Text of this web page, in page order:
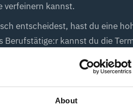
About
verfeinern kannst.
entscheidest, hast du eine
kannst du die
hinaus entscheidest du, ob
Konversation oder auf
an deinen individuellen